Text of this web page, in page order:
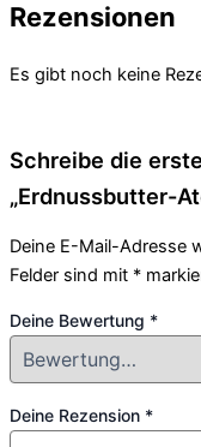
Rezensionen
Es gibt noch keine
Schreibe die
„Erdnussbutter-
Deine E-Mail-Adresse
Felder sind mit *
Deine Bewertung *
Deine Rezension *